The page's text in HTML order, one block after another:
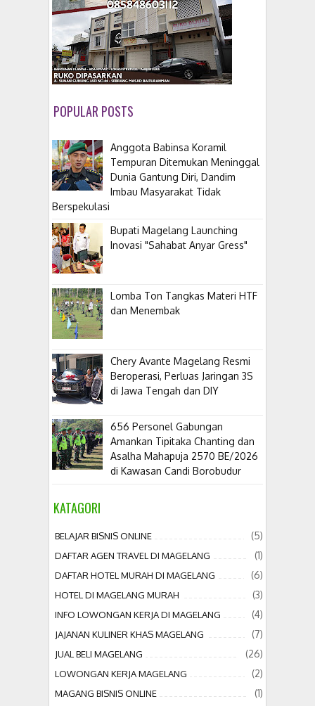
POPULAR POSTS
Anggota Babinsa Koramil
Tempuran Ditemukan Meninggal
Dunia Gantung Diri, Dandim
Imbau Masyarakat Tidak
Berspekulasi
Bupati Magelang Launching
Inovasi "Sahabat Anyar Gress"
Lomba Ton Tangkas Materi HTF
dan Menembak
​Chery Avante Magelang Resmi
Beroperasi, Perluas Jaringan 3S
di Jawa Tengah dan DIY
656 Personel Gabungan
Amankan Tipitaka Chanting dan
Asalha Mahapuja 2570 BE/2026
di Kawasan Candi Borobudur
KATAGORI
BELAJAR BISNIS ONLINE (5)
DAFTAR AGEN TRAVEL DI MAGELANG (1)
DAFTAR HOTEL MURAH DI MAGELANG (6)
HOTEL DI MAGELANG MURAH (3)
INFO LOWONGAN KERJA DI MAGELANG (4)
JAJANAN KULINER KHAS MAGELANG (7)
JUAL BELI MAGELANG (26)
LOWONGAN KERJA MAGELANG (2)
MAGANG BISNIS ONLINE (1)